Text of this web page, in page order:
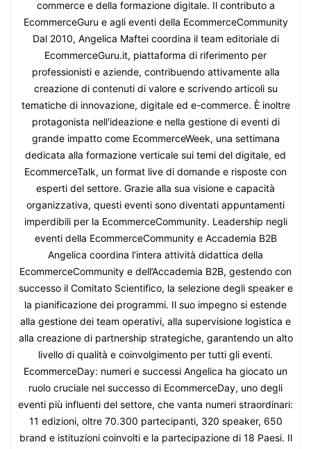
commerce e della formazione digitale. Il contributo a
EcommerceGuru e agli eventi della EcommerceCommunity
Dal 2010, Angelica Maftei coordina il team editoriale di
EcommerceGuru.it, piattaforma di riferimento per
professionisti e aziende, contribuendo attivamente alla
creazione di contenuti di valore e scrivendo articoli su
tematiche di innovazione, digitale ed e-commerce. È inoltre
protagonista nell'ideazione e nella gestione di eventi di
grande impatto come EcommerceWeek, una settimana
dedicata alla formazione verticale sui temi del digitale, ed
EcommerceTalk, un format live di domande e risposte con
esperti del settore. Grazie alla sua visione e capacità
organizzativa, questi eventi sono diventati appuntamenti
imperdibili per la EcommerceCommunity. Leadership negli
eventi della EcommerceCommunity e Accademia B2B
Angelica coordina l’intera attività didattica della
EcommerceCommunity e dell’Accademia B2B, gestendo con
successo il Comitato Scientifico, la selezione degli speaker e
la pianificazione dei programmi. Il suo impegno si estende
alla gestione dei team operativi, alla supervisione logistica e
alla creazione di partnership strategiche, garantendo un alto
livello di qualità e coinvolgimento per tutti gli eventi.
EcommerceDay: numeri e successi Angelica ha giocato un
ruolo cruciale nel successo di EcommerceDay, uno degli
eventi più influenti del settore, che vanta numeri straordinari:
11 edizioni, oltre 70.300 partecipanti, 320 speaker, 650
brand e istituzioni coinvolti e la partecipazione di 18 Paesi. Il